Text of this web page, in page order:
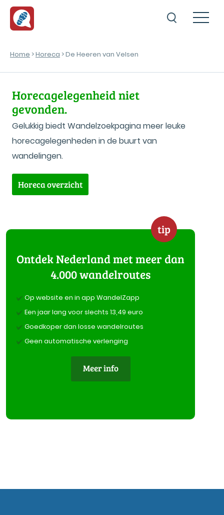
Home >Horeca > De Heeren van Velsen
Horecagelegenheid niet
gevonden.
Gelukkig biedt Wandelzoekpagina meer leuke
horecagelegenheden in de buurt van
wandelingen.
Horeca overzicht
tip
Ontdek Nederland met meer dan
4.000 wandelroutes
Op website en in app WandelZapp
Een jaar lang voor slechts 13,49 euro
Goedkoper dan losse wandelroutes
Geen automatische verlenging
Meer info